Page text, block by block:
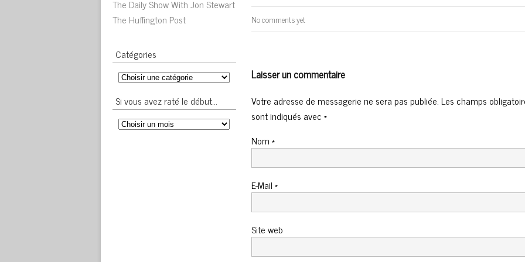
The Daily Show With Jon Stewart
The Huffington Post
Catégories
Si vous avez raté le début…
No comments yet
Laisser un commentaire
Votre adresse de messagerie ne sera pas publiée. Les champs
sont indiqués avec*
Nom*
E-Mail*
Site web